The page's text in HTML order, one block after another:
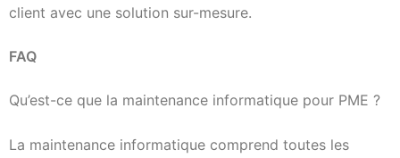
client avec une solution sur-mesure.
FAQ
Qu’est-ce que la maintenance informatique pour PME ?
La maintenance informatique comprend toutes les